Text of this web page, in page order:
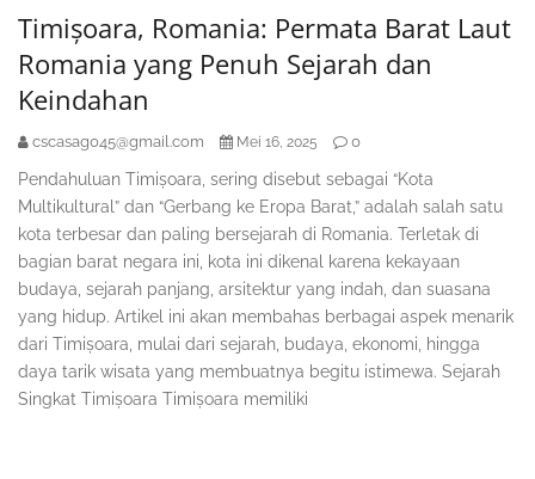
Timișoara, Romania: Permata Barat Laut
Romania yang Penuh Sejarah dan
Keindahan
cscasag045@gmail.com Mei 16, 2025 0
Pendahuluan Timișoara, sering disebut sebagai “Kota
Multikultural” dan “Gerbang ke Eropa Barat,” adalah salah satu
kota terbesar dan paling bersejarah di Romania. Terletak di
bagian barat negara ini, kota ini dikenal karena kekayaan
budaya, sejarah panjang, arsitektur yang indah, dan suasana
yang hidup. Artikel ini akan membahas berbagai aspek menarik
dari Timișoara, mulai dari sejarah, budaya, ekonomi, hingga
daya tarik wisata yang membuatnya begitu istimewa. Sejarah
Singkat Timișoara Timișoara memiliki